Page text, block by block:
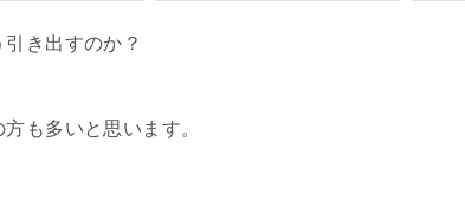
き出すのか？
も多いと思います。